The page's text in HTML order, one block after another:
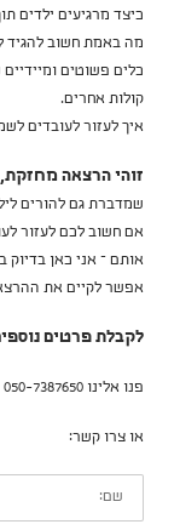
כיצד מרגיעים ילדים
מה באמת חשוב להגיד
כלים פשוטים
קולות אחרים.
איך לעזור לעובדים
זוהי הרצאה מחזקת,
שמדברת גם להורים
אם חשוב לכם לעזור
אותם – אני כאן בדיוק
אפשר לקיים את
לקבלת פרטים
פנו אלינו 050-7387650
או צרו קשר:
שם: